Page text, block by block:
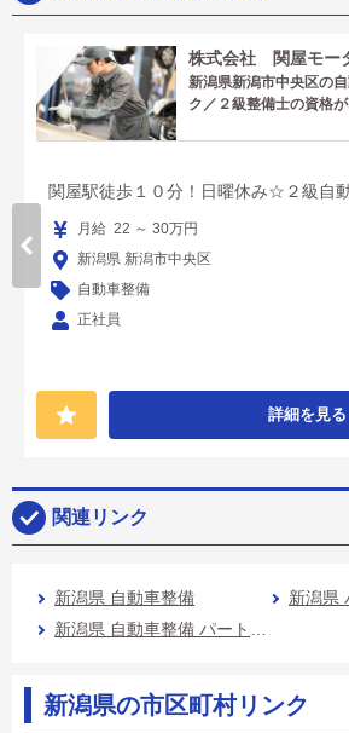
株式会社 関屋モー
新潟県新潟市中央区の
ク／２級整備士の資格
関屋駅徒歩１０分！日曜休み☆２級自
月給 22 ～ 30万円
新潟県 新潟市中央区
自動車整備
正社員
詳細を見る
関連リンク
新潟県 自動車整備
新潟県
新潟県 自動車整備 パート・アルバイト
新潟県の市区町村リンク